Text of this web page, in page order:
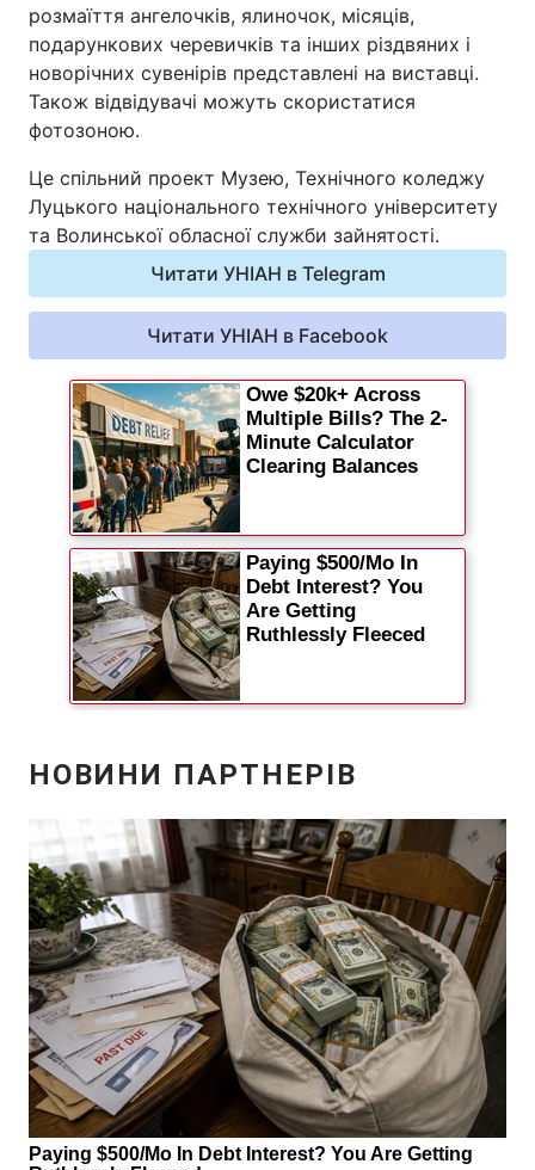
Техно і зв'язок Лайт
Зброя Інциденти
Здоров'я
Цікавинки Погода
Відео з Youtube Статті
Думки
Архів Вакансії
Контакти
ПОСЛУГИ
Реклама на сайті Фотобанк
Моніторинг
розмаїття ангелочків, ялиночок, місяців,
подарункових черевичків та інших різдвяних і
новорічних сувенірів представлені на виставці.
Також відвідувачі можуть скористатися
фотозоною.
Це спільний проект Музею, Технічного коледжу
Луцького національного технічного університету
та Волинської обласної служби зайнятості.
Читати УНІАН в Telegram
Читати УНІАН в Facebook